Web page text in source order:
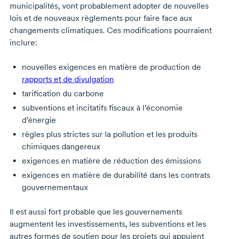
municipalités, vont probablement adopter de nouvelles
lois et de nouveaux règlements pour faire face aux
changements climatiques. Ces modifications pourraient
inclure:
nouvelles exigences en matière de production de
rapports et de divulgation
tarification du carbone
subventions et incitatifs fiscaux à l’économie
d’énergie
règles plus strictes sur la pollution et les produits
chimiques dangereux
exigences en matière de réduction des émissions
exigences en matière de durabilité dans les contrats
gouvernementaux
Il est aussi fort probable que les gouvernements
augmentent les investissements, les subventions et les
autres formes de soutien pour les projets qui appuient